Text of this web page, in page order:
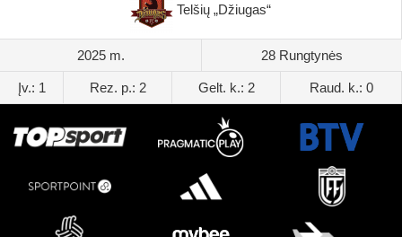
Telšių „Džiugas“
2025 m. 28 Rungtynės
Įv.: 1 Rez. p.: 2 Gelt. k.: 2 Raud. k.: 0